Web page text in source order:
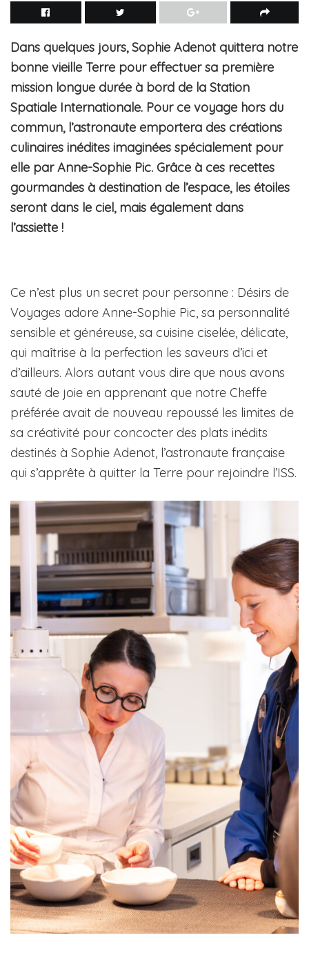
Dans quelques jours, Sophie Adenot quittera notre
bonne vieille Terre pour effectuer sa première
mission longue durée à bord de la Station
Spatiale Internationale. Pour ce voyage hors du
commun, l’astronaute emportera des créations
culinaires inédites imaginées spécialement pour
elle par Anne-Sophie Pic. Grâce à ces recettes
gourmandes à destination de l’espace, les étoiles
seront dans le ciel, mais également dans
l’assiette !
Ce n’est plus un secret pour personne : Désirs de
Voyages adore Anne-Sophie Pic, sa personnalité
sensible et généreuse, sa cuisine ciselée, délicate,
qui maîtrise à la perfection les saveurs d’ici et
d’ailleurs. Alors autant vous dire que nous avons
sauté de joie en apprenant que notre Cheffe
préférée avait de nouveau repoussé les limites de
sa créativité pour concocter des plats inédits
destinés à Sophie Adenot, l’astronaute française
qui s’apprête à quitter la Terre pour rejoindre l’ISS.